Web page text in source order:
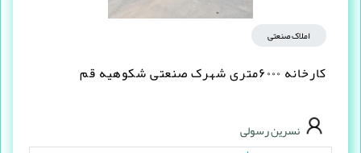
املاک صنعتی
کارخانه ۶۰۰۰متری شهرک صنعتی شکوهیه قم
نسرین رسولی